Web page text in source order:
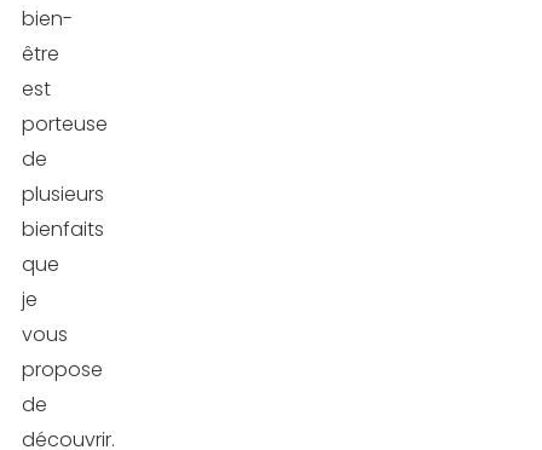
bien-
être
est
porteuse
de
plusieurs
bienfaits
que
je
vous
propose
de
découvrir.